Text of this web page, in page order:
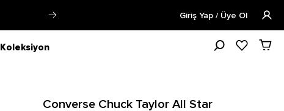
Öğrencilere Özel Tüm Ürünlerde
Giriş Yap / Üye Ol
Koleksiyon
Converse Chuck Taylor All Star